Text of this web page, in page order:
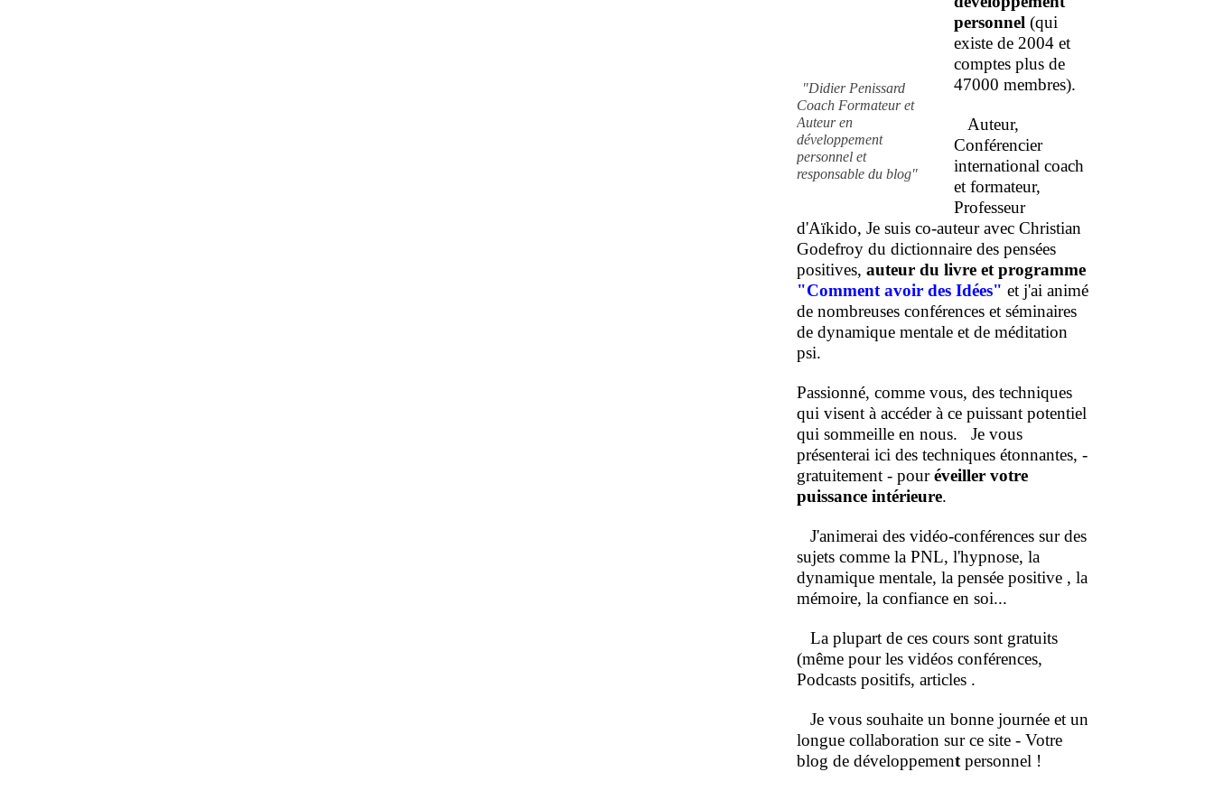
"Didier Penissard
Coach Formateur et
Auteur en
développement
personnel et
responsable du blog"
personnel (qui
existe de 2004 et
comptes plus de
47000 membres).
Auteur,
Conférencier
international coach
et formateur,
Professeur
d'Aïkido, Je suis co-auteur avec Christian
Godefroy du dictionnaire des pensées
positives, auteur du livre et programme
"Comment avoir des Idées" et j'ai animé
de nombreuses conférences et séminaires
de dynamique mentale et de méditation
psi.
Passionné, comme vous, des techniques
qui visent à accéder à ce puissant potentiel
qui sommeille en nous. Je vous
présenterai ici des techniques étonnantes, -
gratuitement - pouréveiller votre
puissance intérieure.
J'animerai des vidéo-conférences sur des
sujets comme la PNL, l'hypnose, la
dynamique mentale, la pensée positive , la
mémoire, la confiance en soi...
La plupart de ces cours sont gratuits
(même pour les vidéos conférences,
Podcasts positifs, articles .
Je vous souhaite un bonne journée et un
longue collaboration sur ce site - Votre
blog de développement personnel !